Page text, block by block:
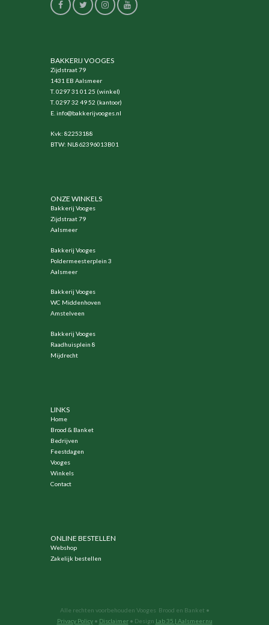
BAKKERIJ VOOGES
Zijdstraat 79
1431 EB Aalsmeer
T. 0297 31 01 25 (winkel)
T. 0297 32 49 52 (kantoor)
E. info@bakkerijvooges.nl
Kvk: 82253188
BTW: NL862396013B01
ONZE WINKELS
Bakkerij Vooges
Zijdstraat 79
Aalsmeer
Bakkerij Vooges
Poldermeesterplein 3
Aalsmeer
Bakkerij Vooges
WC Middenhoven
Amstelveen
Bakkerij Vooges
Raadhuisplein 8
Mijdrecht
LINKS
Home
Brood & Banket
Bedrijven
Feestdagen
Vooges
Winkels
Contact
ONLINE BESTELLEN
Webshop
Zakelijk bestellen
Alle rechten voorbehouden Vooges Brood en Banket •
Privacy Policy• Disclaimer• Design Lab 35 | Aalsmeer.nu